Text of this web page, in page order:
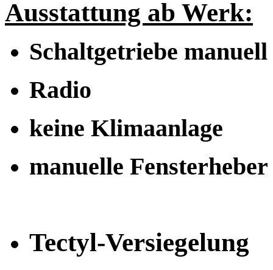
Ausstattung ab Werk:
Schaltgetriebe
Radio
keine Klimaanlage
manuelle Fensterheber
Tectyl-Versiegelung